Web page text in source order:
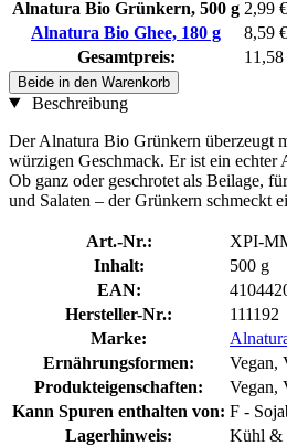
Alnatura Bio Grünkern, 500 g 2,99 €
Alnatura Bio Ghee, 180 g
8,59 €
Gesamtpreis:
11,58
Beide in den Warenkorb
Beschreibung
Der Alnatura Bio Grünkern überzeugt
würzigen Geschmack. Er ist ein
Ob ganz oder geschrotet als Beilage,
und Salaten – der Grünkern schmeckt
Art.-Nr.:
XPI-
Inhalt:
500 g
EAN:
Hersteller-Nr.:
111192
Marke:
Ernährungsformen:
Vegan,
Produkteigenschaften:
Vegan,
Kann Spuren enthalten von: F -
Lagerhinweis:
Kühl &